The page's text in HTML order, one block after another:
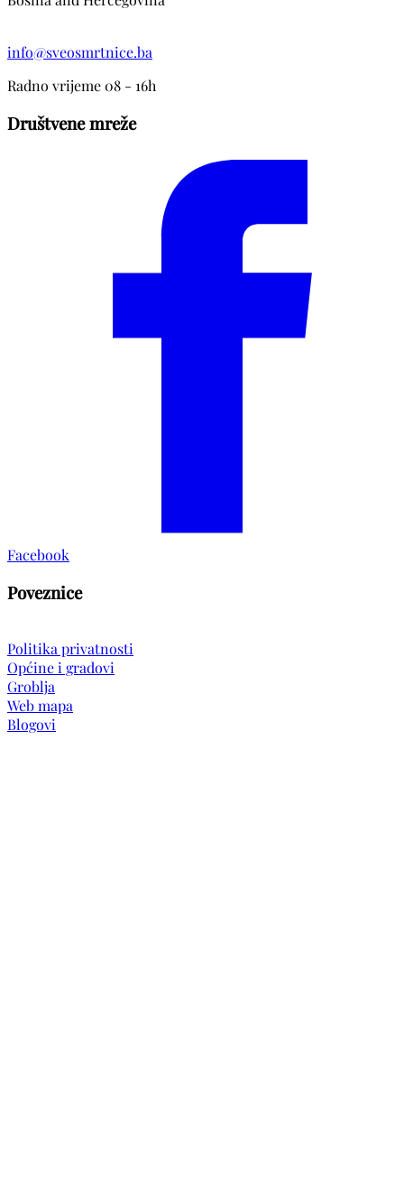
info@sveosmrtnice.ba
Radno vrijeme 08 - 16h
Društvene mreže
Facebook
Poveznice
Politika privatnosti
Općine i gradovi
Groblja
Web mapa
Blogovi